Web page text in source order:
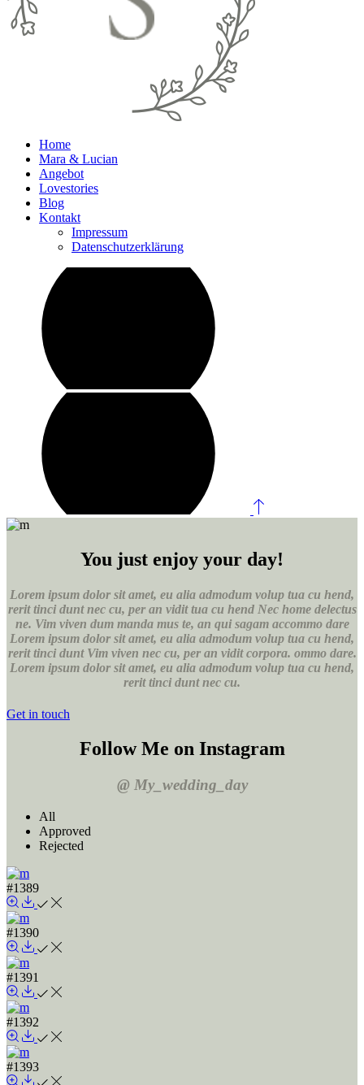
Home
Mara & Lucian
Angebot
Lovestories
Blog
Kontakt
Impressum
Datenschutzerklärung
You just enjoy your day!
Lorem ipsum dolor sit amet, eu alia admodum volup tua cu hend,
rerit tinci dunt nec cu, per an vidit tua cu hend Nec home delectus
ne. Vim viven dum manda mus te, an qui sagam accommo dare
Lorem ipsum dolor sit amet, eu alia admodum volup tua cu hend,
rerit tinci dunt Vim viven nec cu, per an vidit corpora. ommo dare.
Lorem ipsum dolor sit amet, eu alia admodum volup tua cu hend,
rerit tinci dunt nec cu.
Get in touch
Follow Me on Instagram
@ My_wedding_day
All
Approved
Rejected
#1389
#1390
#1391
#1392
#1393